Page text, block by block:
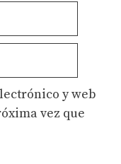
y web
vez que